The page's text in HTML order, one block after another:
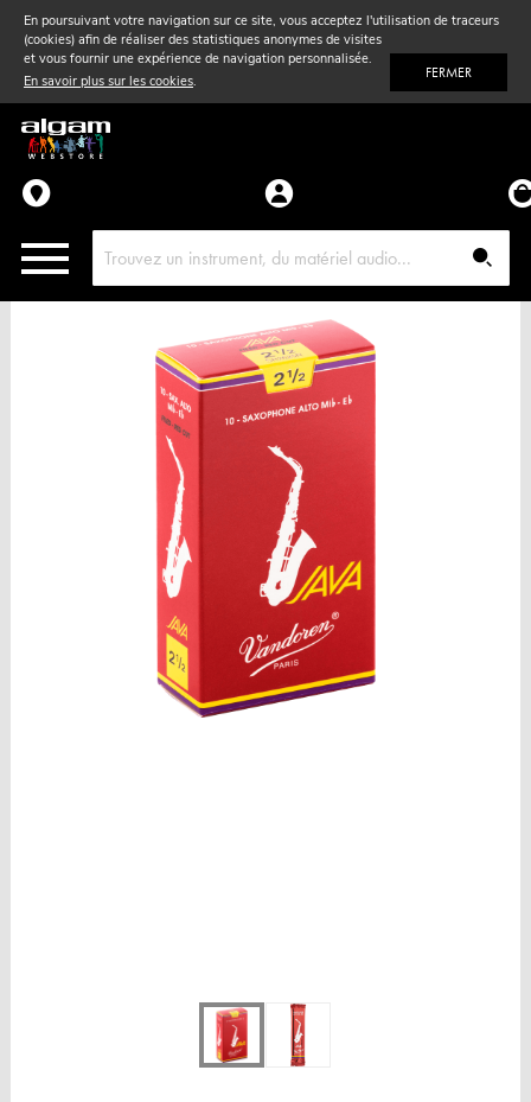
En poursuivant votre navigation sur ce site, vous acceptez l'utilisation de traceurs
(cookies) afin de réaliser des statistiques anonymes de visites
et vous fournir une expérience de navigation personnalisée.
En savoir plus sur les cookies. FERMER
Vent& Violon
Accessoires
Pièces détachées